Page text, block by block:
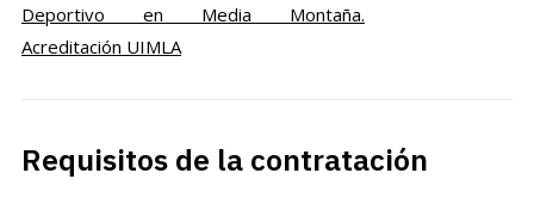
Deportivo en Media Montaña.
Acreditación UIMLA
Requisitos de la contratación